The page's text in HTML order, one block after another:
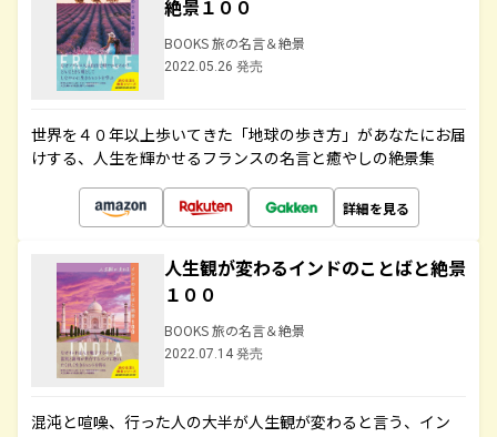
絶景１００
BOOKS 旅の名言＆絶景
2022.05.26 発売
世界を４０年以上歩いてきた「地球の歩き方」があなたにお届
けする、人生を輝かせるフランスの名言と癒やしの絶景集
詳細を見る
人生観が変わるインドのことばと絶景
１００
BOOKS 旅の名言＆絶景
2022.07.14 発売
混沌と喧噪、行った人の大半が人生観が変わると言う、イン